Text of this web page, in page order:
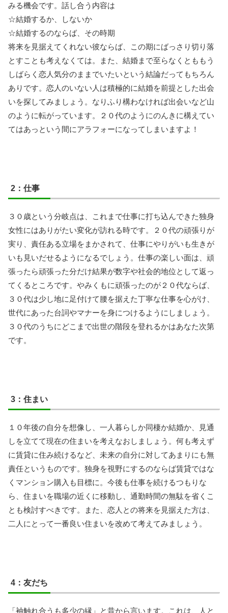
みる機会です。話し合う内容は
☆結婚するか、しないか
☆結婚するのならば、その時期
将来を見据えてくれない彼ならば、この期にばっさり切り落
とすことも考えなくては。また、結婚まで至らなくとももう
しばらく恋人気分のままでいたいという結論だってもちろん
ありです。恋人のいない人は積極的に結婚を前提とした出会
いを探してみましょう。なりふり構わなければ出会いなど山
のように転がっています。２０代のようにのんきに構えてい
てはあっという間にアラフォーになってしまいますよ！
2：仕事
３０歳という分岐点は、これまで仕事に打ち込んできた独身
女性にはありがたい変化が訪れる時です。２０代の頑張りが
実り、責任ある立場をまかされて、仕事にやりがいも生きが
いも見いだせるようになるでしょう。仕事の楽しい面は、頑
張ったら頑張った分だけ結果が数字や社会的地位として返っ
てくるところです。やみくもに頑張ったのが２０代ならば、
３０代は少し地に足付けて腰を据えた丁寧な仕事を心がけ、
世代にあった台詞やマナーを身につけるようにしましょう。
３０代のうちにどこまで出世の階段を登れるかはあなた次第
です。
3：住まい
１０年後の自分を想像し、一人暮らしか同棲か結婚か、見通
しを立てて現在の住まいを考えなおしましょう。何も考えず
に賃貸に住み続けるなど、未来の自分に対してあまりにも無
責任というものです。独身を視野にするのならば賃貸ではな
くマンション購入も目標に。今後も仕事を続けるつもりな
ら、住まいを職場の近くに移動し、通勤時間の無駄を省くこ
とも検討すべきです。また、恋人との将来を見据えた方は、
二人にとって一番良い住まいを改めて考えてみましょう。
4：友だち
「袖触れ合うも多少の縁」と昔から言います。これは、人と